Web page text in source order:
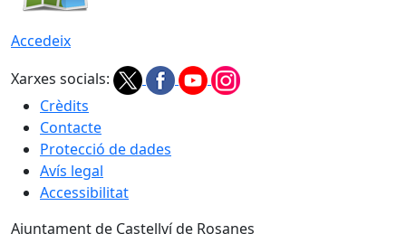
Accedeix
Xarxes socials:
Crèdits
Contacte
Protecció de dades
Avís legal
Accessibilitat
Ajuntament de Castellví de Rosanes